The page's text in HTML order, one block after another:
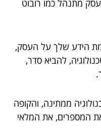
מתנהל כמו רובוט
הידע שלך על העסק,
להביא סדר,
ממתינה, והקופה
המספרים, את המלאי